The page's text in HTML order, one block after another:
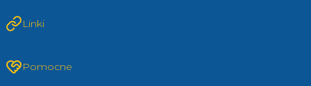
Linki
Pomocne